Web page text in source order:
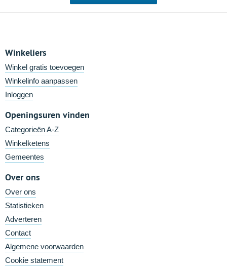
Winkeliers
Winkel gratis toevoegen
Winkelinfo aanpassen
Inloggen
Openingsuren vinden
Categorieën A-Z
Winkelketens
Gemeentes
Over ons
Over ons
Statistieken
Adverteren
Contact
Algemene voorwaarden
Cookie statement